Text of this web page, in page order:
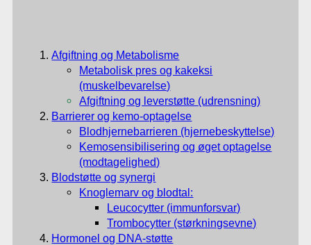
Afgiftning og Metabolisme
Metabolisk pres og kakeksi
(muskelbevarelse)
Afgiftning og leverstøtte (udrensning)
Barrierer og kemo-optagelse
Blodhjernebarrieren (hjernebeskyttelse)
Kemosensibilisering og øget optagelse
(modtagelighed)
Blodstøtte og synergi
Knoglemarv og blodtal:
Leucocytter (immunforsvar)
Trombocytter (størkningsevne)
Hormonel og DNA-støtte